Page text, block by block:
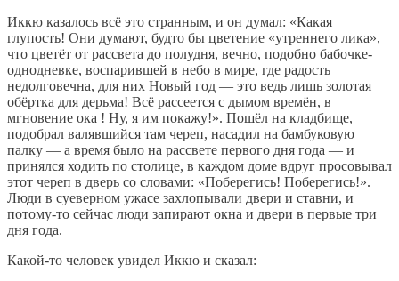
Иккю казалось всё это странным, и он думал: «Какая
глупость! Они думают, будто бы цветение «утреннего лика»,
что цветёт от рассвета до полудня, вечно, подобно бабочке-
однодневке, воспарившей в небо в мире, где радость
недолговечна, для них Новый год — это ведь лишь золотая
обёртка для дерьма! Всё рассеется с дымом времён, в
мгновение ока ! Ну, я им покажу!». Пошёл на кладбище,
подобрал валявшийся там череп, насадил на бамбуковую
палку — а время было на рассвете первого дня года — и
принялся ходить по столице, в каждом доме вдруг просовывал
этот череп в дверь со словами: «Поберегись! Поберегись!».
Люди в суеверном ужасе захлопывали двери и ставни, и
потому-то сейчас люди запирают окна и двери в первые три
дня года.
Какой-то человек увидел Иккю и сказал: